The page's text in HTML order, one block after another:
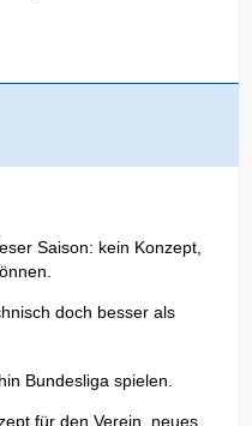
Saison: kein Konzept,
doch besser als
Bundesliga spielen.
für den Verein, neues